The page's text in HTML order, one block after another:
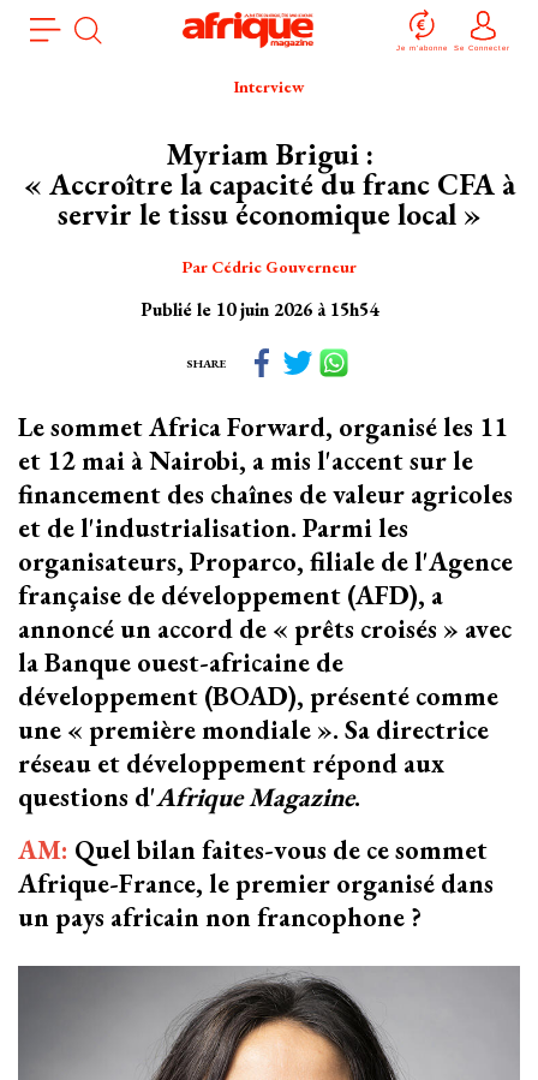
Je m'abonne Se Connecter
Interview
Myriam Brigui :
« Accroître la capacité du franc CFA à
servir le tissu économique local »
Par Cédric Gouverneur
Publié le 10 juin 2026 à 15h54
SHARE
Le sommet Africa Forward, organisé les 11
et 12 mai à Nairobi, a mis l'accent sur le
financement des chaînes de valeur agricoles
et de l'industrialisation. Parmi les
organisateurs, Proparco, filiale de l'Agence
française de développement (AFD), a
annoncé un accord de « prêts croisés » avec
la Banque ouest-africaine de
développement (BOAD), présenté comme
une « première mondiale ». Sa directrice
réseau et développement répond aux
questions d'Afrique Magazine.
AM: Quel bilan faites-vous de ce sommet
Afrique-France, le premier organisé dans
un pays africain non francophone ?
Panneau de gestion des cookies